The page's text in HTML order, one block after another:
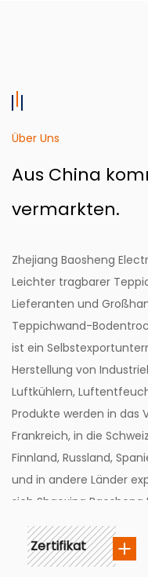
Über Uns
Aus China
vermarkten.
Zhejiang Baosheng
Leichter tragbarer
Lieferanten und
Teppichwand-
ist ein
Herstellung von
Luftkühlern,
Produkte werden in das
Frankreich, in die
Finnland, Russland,
und in andere Länder
sich Shaoxing Baosheng
Ltd. durch
zu einer One-Stop-
die Entwicklung neuer
Zertifikat